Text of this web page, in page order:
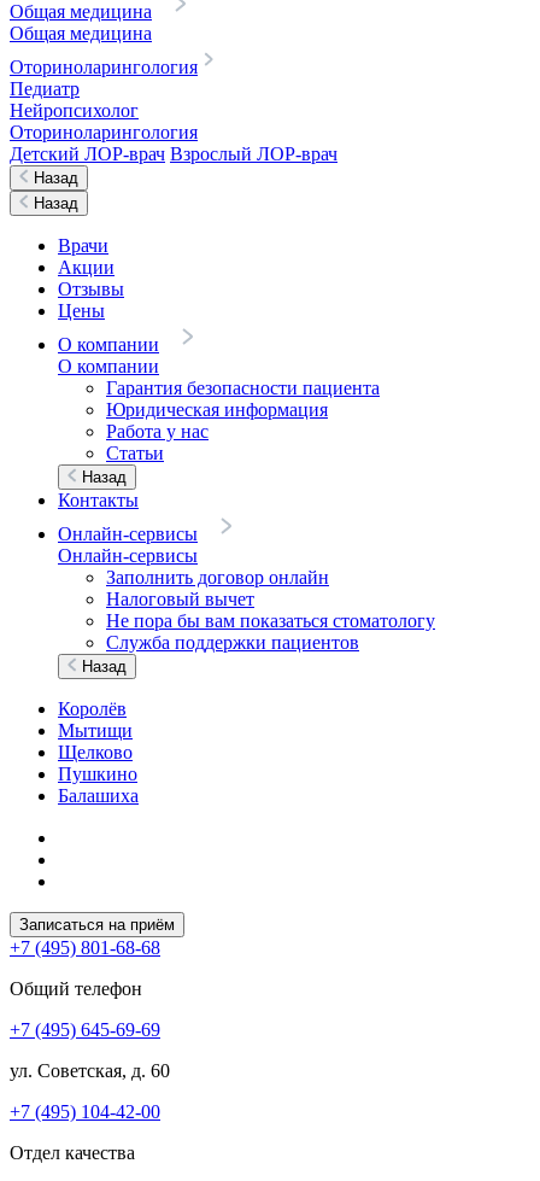
Общая медицина
Общая медицина
Оториноларингология
Педиатр
Нейропсихолог
Оториноларингология
Детский ЛОР-врач Взрослый ЛОР-врач
Назад
Назад
Врачи
Акции
Отзывы
Цены
О компании
О компании
Гарантия безопасности пациента
Юридическая информация
Работа у нас
Статьи
Назад
Контакты
Онлайн-сервисы
Онлайн-сервисы
Заполнить договор онлайн
Налоговый вычет
Не пора бы вам показаться стоматологу
Служба поддержки пациентов
Назад
Королёв
Мытищи
Щелково
Пушкино
Балашиха
Записаться на приём
+7 (495) 801-68-68
Общий телефон
+7 (495) 645-69-69
ул. Советская, д. 60
+7 (495) 104-42-00
Отдел качества